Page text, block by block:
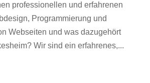
professionellen und erfahrenen
Programmierung und
Webseiten und was dazugehört
Wir sind ein erfahrenes,...